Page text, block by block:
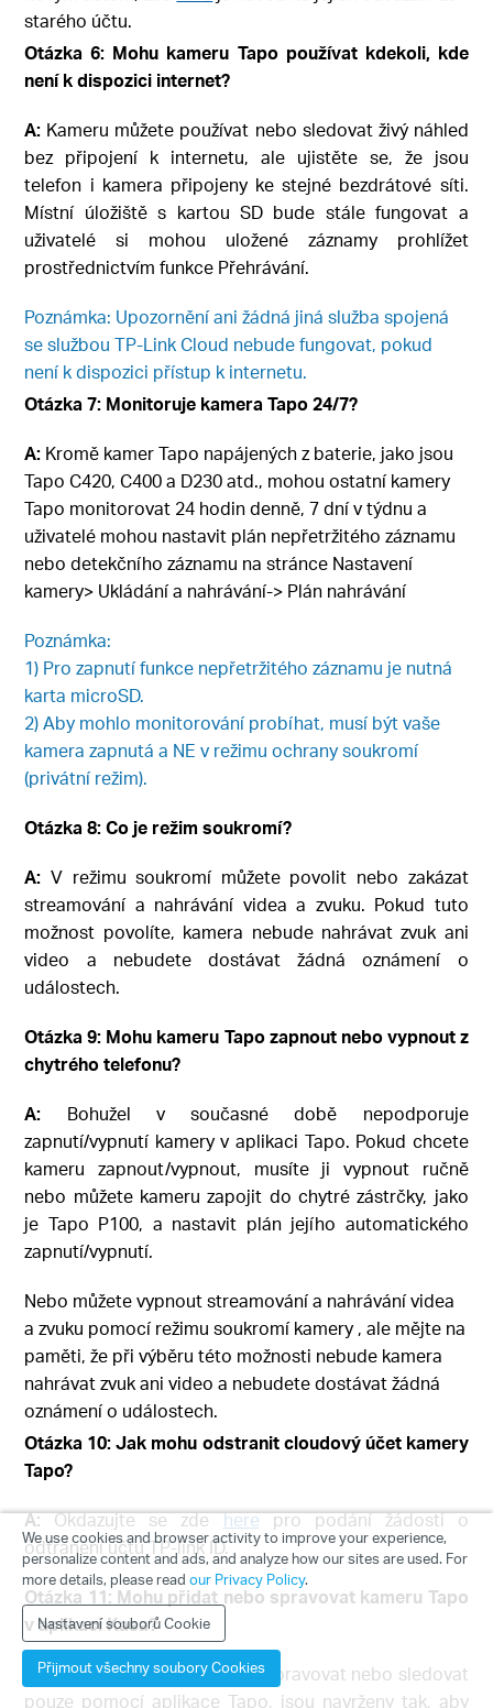
starého účtu.
Otázka6: Mohu kameru Tapo používat kdekoli, kde
není k dispozici internet?
A: Kameru můžete používat nebo sledovat živý náhled
bez připojení k internetu, ale ujistěte se, že jsou
telefon i kamera připojeny ke stejné bezdrátové síti.
Místní úložiště s kartou SD bude stále fungovat a
uživatelé si mohou uložené záznamy prohlížet
prostřednictvím funkce Přehrávání.
Poznámka: Upozornění ani žádná jiná služba spojená
se službou TP-Link Cloud nebude fungovat, pokud
není k dispozici přístup k internetu.
Otázka7: Monitoruje kamera Tapo 24/7?
A: Kromě kamer Tapo napájených z baterie, jako jsou
Tapo C420, C400 a D230 atd., mohou ostatní kamery
Tapo monitorovat 24 hodin denně, 7 dní v týdnu a
uživatelé mohou nastavit plán nepřetržitého záznamu
nebo detekčního záznamu na stránce Nastavení
kamery> Ukládání a nahrávání-> Plán nahrávání
Poznámka:
1) Pro zapnutí funkce nepřetržitého záznamu je nutná
karta microSD.
2) Aby mohlo monitorování probíhat, musí být vaše
kamera zapnutá a NE v režimu ochrany soukromí
(privátní režim).
Otázka 8: Co je režim soukromí?
A: V režimu soukromí můžete povolit nebo zakázat
streamování a nahrávání videa a zvuku. Pokud tuto
možnost povolíte, kamera nebude nahrávat zvuk ani
video a nebudete dostávat žádná oznámení o
událostech.
Otázka 9: Mohu kameru Tapo zapnout nebo vypnout z
chytrého telefonu?
A: Bohužel v současné době nepodporuje
zapnutí/vypnutí kamery v aplikaci Tapo. Pokud chcete
kameru zapnout/vypnout, musíte ji vypnout ručně
nebo můžete kameru zapojit do chytré zástrčky, jako
je Tapo P100, a nastavit plán jejího automatického
zapnutí/vypnutí.
Nebo můžete vypnout streamování a nahrávání videa
a zvuku pomocí režimu soukromí kamery , ale mějte na
paměti, že při výběru této možnosti nebude kamera
nahrávat zvuk ani video a nebudete dostávat žádná
oznámení o událostech.
Otázka 10: Jak mohu odstranit cloudový účet kamery
Tapo?
A:Okdazujte se zdeherepro podání žádosti o
odtranění účtu TP-link ID.
Otázka 11: Mohu přidat nebo spravovat kameru Tapo
v aplikaci Kasa?
A:Ne. Kamery Tapo, které lze spravovat nebo sledovat
pouze pomocí aplikace Tapo, jsou navrženy tak, aby
We use cookies and browser activity to improve your experience,
personalize content and ads, and analyze how our sites are used. For
more details, please read our Privacy Policy.
Nastavení souborů Cookie
Přijmout všechny soubory Cookies